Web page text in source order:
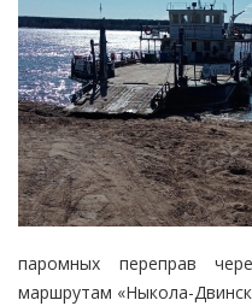
паромных переправ
маршрутам «Ныкола-